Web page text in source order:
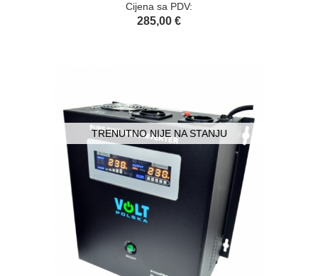
Cijena sa PDV:
285,00 €
TRENUTNO NIJE NA STANJU